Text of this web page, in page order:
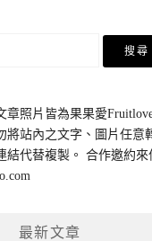
章照片皆為果果愛
將站內之文字、圖片任意
結代替複製。 合作邀約來
最新文章